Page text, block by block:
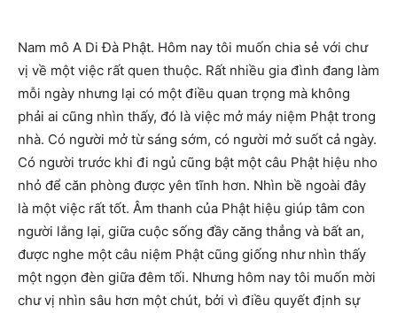
Nam mô A Di Đà Phật. Hôm nay tôi muốn chia sẻ với chư
vị về một việc rất quen thuộc. Rất nhiều gia đình đang làm
mỗi ngày nhưng lại có một điều quan trọng mà không
phải ai cũng nhìn thấy, đó là việc mở máy niệm Phật trong
nhà. Có người mở từ sáng sớm, có người mở suốt cả ngày.
Có người trước khi đi ngủ cũng bật một câu Phật hiệu nho
nhỏ để căn phòng được yên tĩnh hơn. Nhìn bề ngoài đây
là một việc rất tốt. Âm thanh của Phật hiệu giúp tâm con
người lắng lại, giữa cuộc sống đầy căng thẳng và bất an,
được nghe một câu niệm Phật cũng giống như nhìn thấy
một ngọn đèn giữa đêm tối. Nhưng hôm nay tôi muốn mời
chư vị nhìn sâu hơn một chút, bởi vì điều quyết định sự